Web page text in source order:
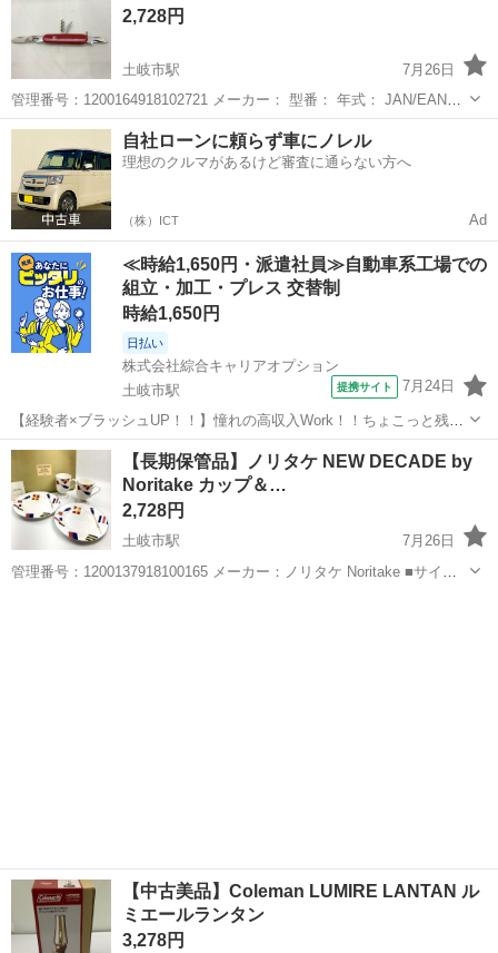
部応答良...
2,728円
土岐市駅
7月26日
管理番号：1200164918102721 メーカー： 型番： 年式： JAN/EAN：
■サイズ・仕様 サイズ：幅 ×厚さ ×高さ (mm) 重量： g 付属品： 状態
のランク：USED ...
岐阜 土岐市 土岐市駅 その他
自社ローンに頼らず車にノレル
理想のクルマがあるけど審査に通らない方へ
（株）ICT Ad
≪時給1,650円・派遣社員≫自動車系工場での
組立・加工・プレス 交替制
時給1,650円
日払い
株式会社綜合キャリアオプション
土岐市駅
提携サイト 7月24日
【経験者×ブラッシュUP！！】憧れの高収入Work！！ちょこっと残業
あり♪ 組立・加工・食品製造など 【取扱製品情報】 自動車のブレーキ
部品 【業務内容】 自動車ブレーキ製品への部品のアーク溶接業務及び
付随業務 給与 ...
岐阜 土岐市 土岐市駅 その他
【長期保管品】ノリタケ NEW DECADE by
Noritake カップ＆…
2,728円
土岐市駅
7月26日
管理番号：1200137918100165 メーカー：ノリタケ Noritake ■サイ
【中古美品】Coleman LUMIRE LANTAN ル
ミエールランタン
3,278円